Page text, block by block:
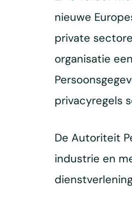
nieuwe
private
organisatie
privacyregels
De Autoriteit
industrie en